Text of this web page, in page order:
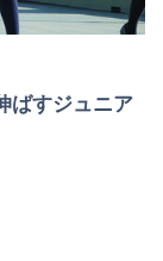
ばすジュニア